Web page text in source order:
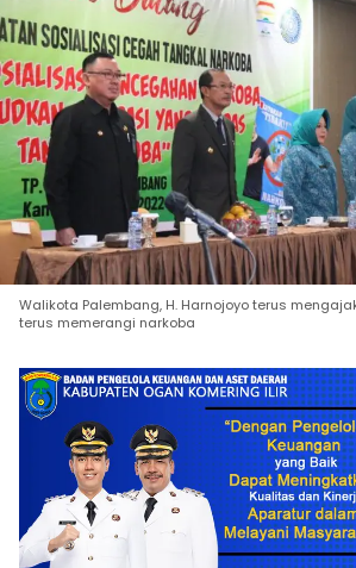
Walikota Palembang, H. Harnojoyo terus
terus memerangi narkoba